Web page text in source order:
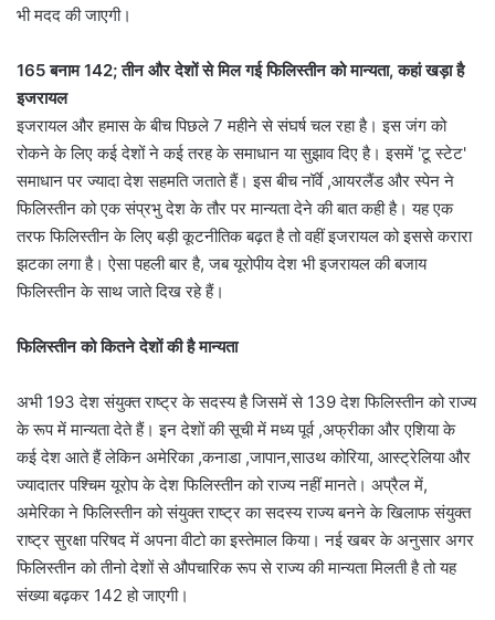
भी मदद की जाएगी।
165 बनाम 142; तीन और देशों से मिल गई फिलिस्तीन को मान्यता, कहां खड़ा है
इजरायल
इजरायल और हमास के बीच पिछले 7 महीने से संघर्ष चल रहा है। इस जंग को
रोकने के लिए कई देशों ने कई तरह के समाधान या सुझाव दिए है। इसमें 'टू स्टेट'
समाधान पर ज्यादा देश सहमति जताते हैं। इस बीच नॉर्वे ,आयरलैंड और स्पेन ने
फिलिस्तीन को एक संप्रभु देश के तौर पर मान्यता देने की बात कही है। यह एक
तरफ फिलिस्तीन के लिए बड़ी कूटनीतिक बढ़त है तो वहीं इजरायल को इससे करारा
झटका लगा है। ऐसा पहली बार है, जब यूरोपीय देश भी इजरायल की बजाय
फिलिस्तीन के साथ जाते दिख रहे हैं।
फिलिस्तीन को कितने देशों की है मान्यता
अभी 193 देश संयुक्त राष्ट्र के सदस्य है जिसमें से 139 देश फिलिस्तीन को राज्य
के रूप में मान्यता देते हैं। इन देशों की सूची में मध्य पूर्व ,अफ्रीका और एशिया के
कई देश आते हैं लेकिन अमेरिका ,कनाडा ,जापान,साउथ कोरिया, आस्ट्रेलिया और
ज्यादातर पश्चिम यूरोप के देश फिलिस्तीन को राज्य नहीं मानते। अप्रैल में,
अमेरिका ने फिलिस्तीन को संयुक्त राष्ट्र का सदस्य राज्य बनने के खिलाफ संयुक्त
राष्ट्र सुरक्षा परिषद में अपना वीटो का इस्तेमाल किया। नई खबर के अनुसार अगर
फिलिस्तीन को तीनो देशों से औपचारिक रूप से राज्य की मान्यता मिलती है तो यह
संख्या बढ़कर 142 हो जाएगी।